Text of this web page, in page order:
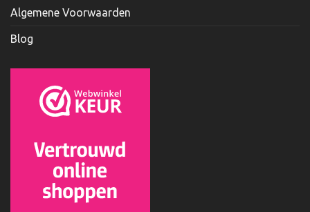
Algemene Voorwaarden
Blog